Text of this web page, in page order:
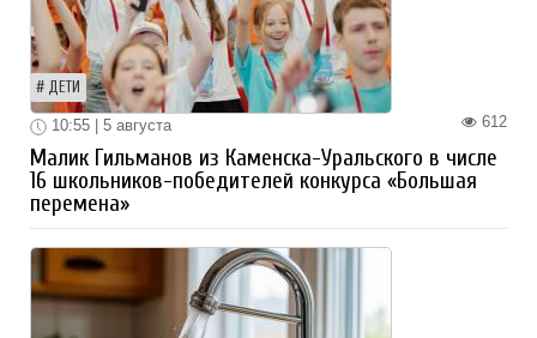
ДЕТИ
612
10:55 | 5 августа
Малик Гильманов из Каменска-Уральского в числе
16 школьников-победителей конкурса «Большая
перемена»